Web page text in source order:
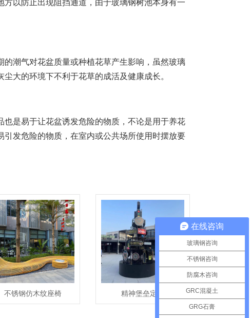
以防止出现阻挡通道，由于玻璃钢树池本身有一
潮气对花盆质量或种植花草产生影响，虽然玻璃
大的环境下不利于花草的成活及健康成长。
是易于让花盆诱发危险的物质，不论是用于养花
发危险的物质，在室内或公共场所使用时摆放要
不锈钢仿木纹座椅 精神堡垒定制
在线咨询
玻璃钢咨询
不锈钢咨询
防腐木咨询
GRC混凝土
GRG石膏